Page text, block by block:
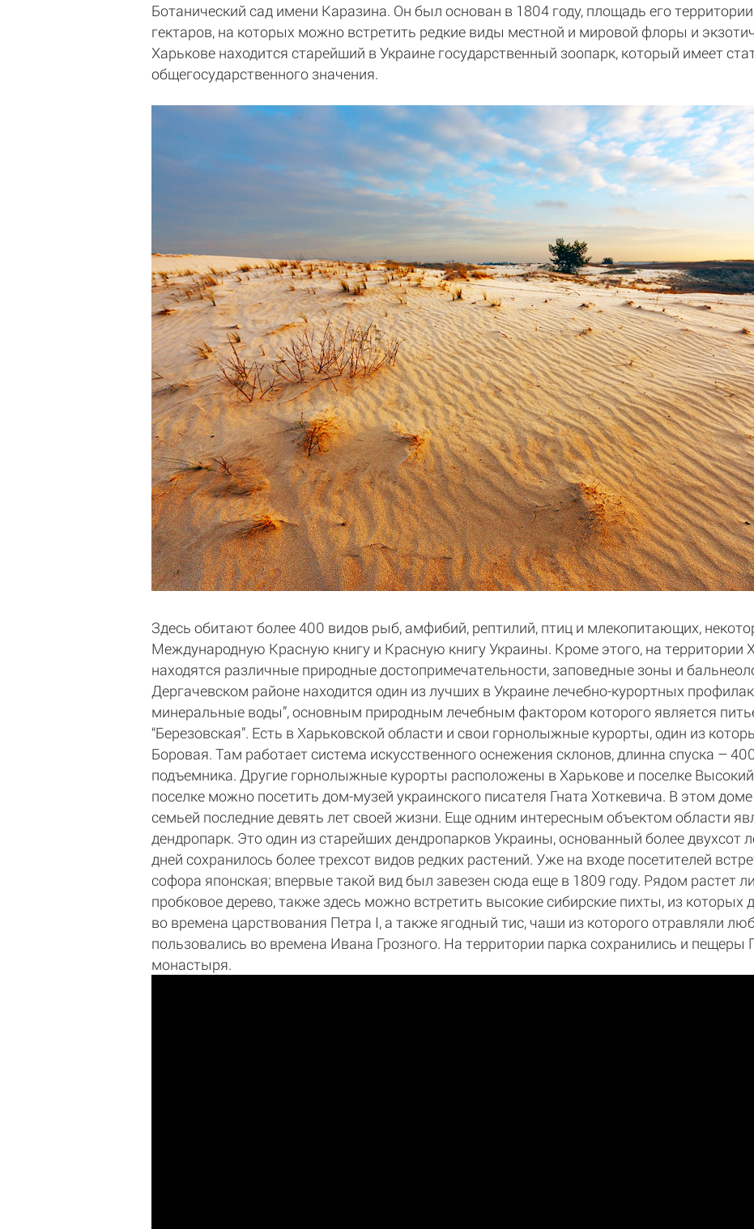
Ботанический сад имени Каразина. Он был основан в 1804 году, площадь его
гектаров, на которых можно встретить редкие виды местной и мировой флоры и
Харькове находится старейший в Украине государственный зоопарк, который имеет
общегосударственного значения.
Здесь обитают более 400 видов рыб, амфибий, рептилий, птиц и млекопитающих,
Международную Красную книгу и Красную книгу Украины. Кроме этого, на территории
находятся различные природные достопримечательности, заповедные зоны и
Дергачевском районе находится один из лучших в Украине лечебно-курортных
минеральные воды”, основным природным лечебным фактором которого является
“Березовская”. Есть в Харьковской области и свои горнолыжные курорты, один из
Боровая. Там работает система искусственного оснежения склонов, длинна спуска –
подъемника. Другие горнолыжные курорты расположены в Харькове и поселке
поселке можно посетить дом-музей украинского писателя Гната Хоткевича. В этом
семьей последние девять лет своей жизни. Еще одним интересным объектом области
дендропарк. Это один из старейших дендропарков Украины, основанный более двухсот
дней сохранилось более трехсот видов редких растений. Уже на входе посетителей
софора японская; впервые такой вид был завезен сюда еще в 1809 году. Рядом растет
пробковое дерево, также здесь можно встретить высокие сибирские пихты, из которых
во времена царствования Петра I, а также ягодный тис, чаши из которого отравляли
пользовались во времена Ивана Грозного. На территории парка сохранились и пещеры
монастыря.